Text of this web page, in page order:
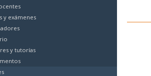
y exámenes
y tutorías